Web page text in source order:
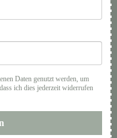
Daten genutzt werden, um
ich dies jederzeit widerrufen